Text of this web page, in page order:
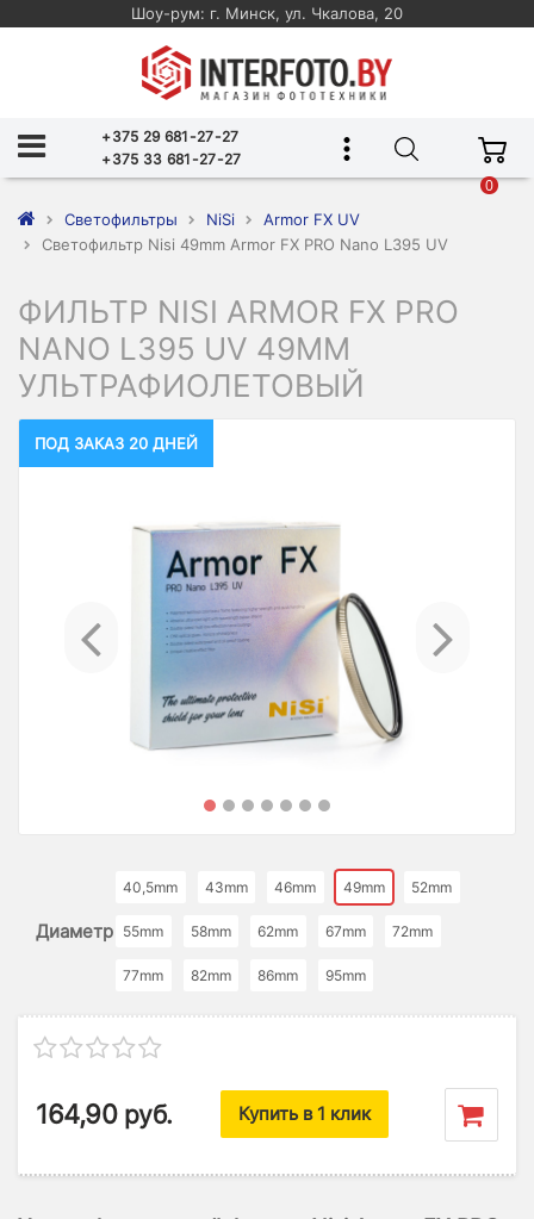
Шоу-рум: г. Минск, ул. Чкалова, 20
+375 29 681-27-27
+375 33 681-27-27
0
Светофильтры NiSi
Armor FX UV
Светофильтр Nisi 49mm Armor FX PRO Nano L395 UV
ФИЛЬТР NISI ARMOR FX PRO
NANO L395 UV 49MM
УЛЬТРАФИОЛЕТОВЫЙ
ПОД ЗАКАЗ 20 ДНЕЙ
Previous
Диаметр
40,5mm 43mm 46mm 49mm 52mm
55mm 58mm 62mm 67mm 72mm
77mm 82mm 86mm 95mm
164,90 руб. Купить в 1 клик